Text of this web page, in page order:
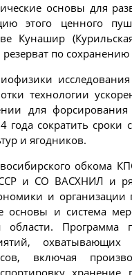
основы для
этого ценного
Кунашир
по сохранению
технологии
для форсирования
года сократить
и ягодников.
обкома
и СО ВАСХНИЛ и
и
и система
Программа
включая